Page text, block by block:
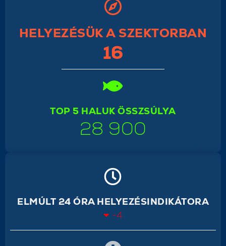
HELYEZÉSÜK A SZEKTORBAN
16
TOP 5 HALUK ÖSSZSÚLYA
28 900
ELMÚLT 24 ÓRA HELYEZÉSINDIKÁTORA
-4